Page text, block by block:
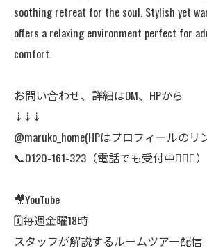
soothing retreat for the soul. Stylish yet
offers a relaxing environment perfect for
comfort.
お問い合わせ、詳細はDM、HPから
⇣⇣⇣
@maruko_home(HPはプロフィールのリ
📞0120-161-323（電話でも受付中🙆🏻‍♀️）
🎥YouTube
🗓毎週金曜18時
スタッフが解説するルームツアー配信